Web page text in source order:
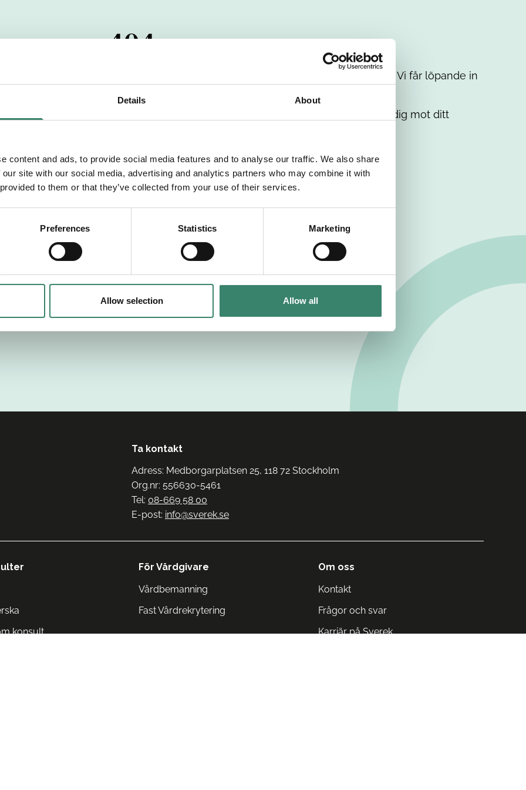
Details About
content and ads, to provide social media features and to analyse our traffic. We also share
site with our social media, advertising and analytics partners who may combine it with
to them or that they’ve collected from your use of their services.
Preferences Statistics Marketing
Allow selection Allow all
404
har passerats. Vi uppskattar verkligen ditt intresse. Misströsta inte. Vi får löpande in
dig med mer information om våra aktuella uppdrag. Tillsammans matchar vi dig mot ditt
Tillbaka till Sverek
Ta kontakt
Adress: Medborgarplatsen 25, 118 72 Stockholm
Org.nr: 556630-5461
Tel: 08-669 58 00
E-post: info@sverek.se
konsult
För Vårdgivare
Vårdbemanning
Fast Vårdrekrytering
Om oss
Kontakt
Frågor och svar
Karriär på Sverek